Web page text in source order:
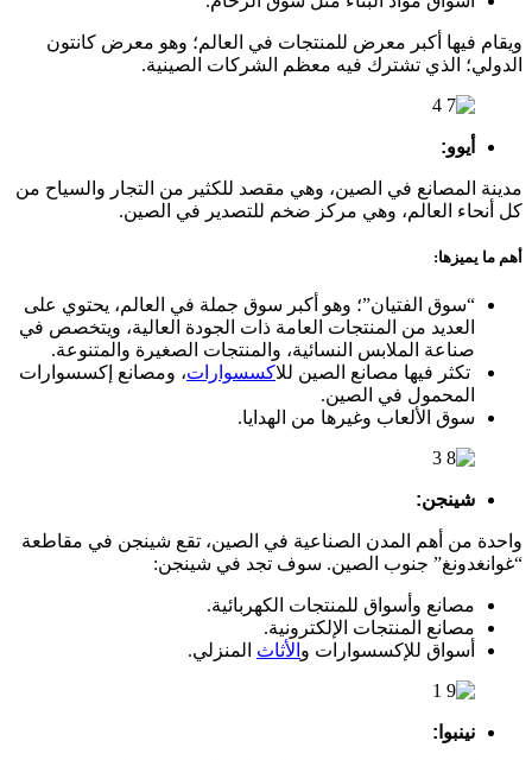
ويقام فيها أكبر معرض للمنتجات في العالم؛ وهو معرض كانتون
الدولي؛ الذي تشترك فيه معظم الشركات الصينية.
أيوو:
مدينة المصانع في الصين، وهي مقصد للكثير من التجار والسياح من
كل أنحاء العالم، وهي مركز ضخم للتصدير في الصين.
أهم ما يميزها:
“سوق الفتيان”؛ وهو أكبر سوق جملة في العالم، يحتوي على
العديد من المنتجات العامة ذات الجودة العالية، ويتخصص في
صناعة الملابس النسائية، والمنتجات الصغيرة والمتنوعة.
تكثر فيها مصانع الصين للاكسسوارات، ومصانع إكسسوارات
المحمول في الصين.
سوق الألعاب وغيرها من الهدايا.
شينجن:
واحدة من أهم المدن الصناعية في الصين، تقع شينجن في مقاطعة
“غوانغدونغ” جنوب الصين. سوف تجد في شينجن:
مصانع وأسواق للمنتجات الكهربائية.
مصانع المنتجات الإلكترونية.
أسواق للإكسسوارات و الأثاث المنزلي.
نينبوا: